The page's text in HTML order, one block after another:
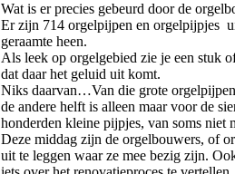
Wat is er precies gebeurd door de
Er zijn 714 orgelpijpen en orgelpijpjes
geraamte heen.
Als leek op orgelgebied zie je een stuk
dat daar het geluid uit komt.
Niks daarvan…Van die grote
de andere helft is alleen maar voor de
honderden kleine pijpjes, van soms niet
Deze middag zijn de orgelbouwers, of
uit te leggen waar ze mee bezig zijn.